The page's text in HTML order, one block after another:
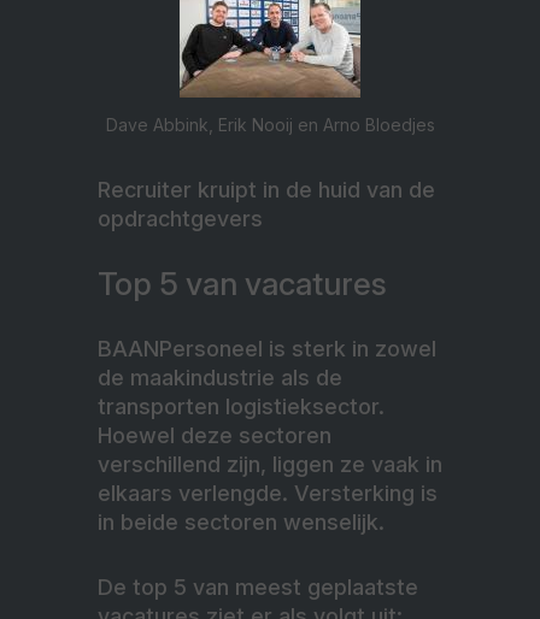
Dave Abbink, Erik Nooij en Arno Bloedjes
Recruiter kruipt in de huid van de
opdrachtgevers
Top 5 van vacatures
BAANPersoneel is sterk in zowel
de maakindustrie als de
transporten logistieksector.
Hoewel deze sectoren
verschillend zijn, liggen ze vaak in
elkaars verlengde. Versterking is
in beide sectoren wenselijk.
De top 5 van meest geplaatste